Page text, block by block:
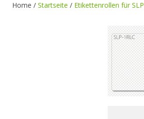
Home / Startseite / Etikettenrollen für SLP